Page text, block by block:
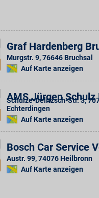
Graf Hardenberg
Murgstr. 9,76646 Bruchsal
Auf Karte anzeigen
AMS Jürgen Schulz
Schulze-Delitzsch-Str. 3,
Echterdingen
Auf Karte anzeigen
Bosch Car Service
Austr. 99,74076 Heilbronn
Auf Karte anzeigen